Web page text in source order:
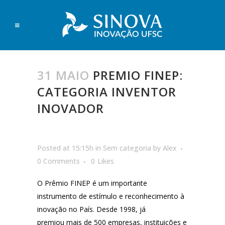
31 MAIO PREMIO FINEP:
CATEGORIA INVENTOR
INOVADOR
Posted at 15:15h in Sem categoria by Alex
0 Comments
0 Likes
O Prêmio FINEP é um importante
instrumento de estímulo e reconhecimento à
inovação no País. Desde 1998, já
premiou mais de 500 empresas, instituições e